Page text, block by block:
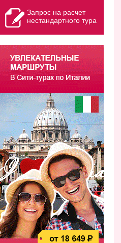
Запрос на расчет
нестандартного тура